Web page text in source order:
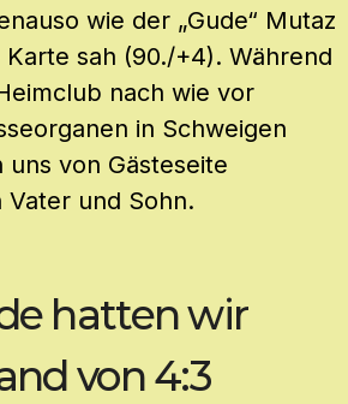
wie der „Gude“ Mutaz
Karte sah (90./+4). Während
nach wie vor
in Schweigen
von Gästeseite
und Sohn.
hatten wir
von 4:3